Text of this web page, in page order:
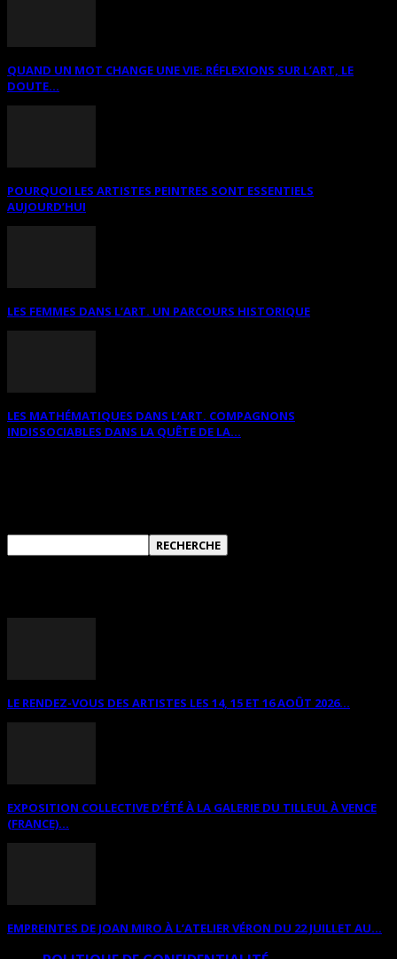
QUAND UN MOT CHANGE UNE VIE: RÉFLEXIONS SUR L’ART, LE
DOUTE...
POURQUOI LES ARTISTES PEINTRES SONT ESSENTIELS
AUJOURD’HUI
LES FEMMES DANS L’ART. UN PARCOURS HISTORIQUE
LES MATHÉMATIQUES DANS L’ART. COMPAGNONS
INDISSOCIABLES DANS LA QUÊTE DE LA...
LE RENDEZ-VOUS DES ARTISTES LES 14, 15 ET 16 AOÛT 2026...
EXPOSITION COLLECTIVE D’ÉTÉ À LA GALERIE DU TILLEUL À VENCE
(FRANCE)...
EMPREINTES DE JOAN MIRO À L’ATELIER VÉRON DU 22 JUILLET AU...